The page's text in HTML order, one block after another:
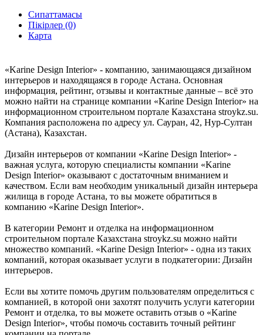
Сипаттамасы
Пікірлер (0)
Карта
«Karine Design Interior» - компанию, занимающаяся дизайном
интерьеров и находящаяся в городе Астана. Основная
информация, рейтинг, отзывы и контактные данные – всё это
можно найти на странице компании «Karine Design Interior» на
информационном строительном портале Казахстана stroykz.su.
Компания расположена по адресу ул. Сауран, 42, Нур-Султан
(Астана), Казахстан.
Дизайн интерьеров от компании «Karine Design Interior» -
важная услуга, которую специалисты компании «Karine
Design Interior» оказывают с достаточным вниманием и
качеством. Если вам необходим уникальный дизайн интерьера
жилища в городе Астана, то вы можете обратиться в
компанию «Karine Design Interior».
В категории Ремонт и отделка на информационном
строительном портале Казахстана stroykz.su можно найти
множество компаний. «Karine Design Interior» - одна из таких
компаний, которая оказывает услуги в подкатегории: Дизайн
интерьеров.
Если вы хотите помочь другим пользователям определиться с
компанией, в которой они захотят получить услуги категории
Ремонт и отделка, то вы можете оставить отзыв о «Karine
Design Interior», чтобы помочь составить точный рейтинг